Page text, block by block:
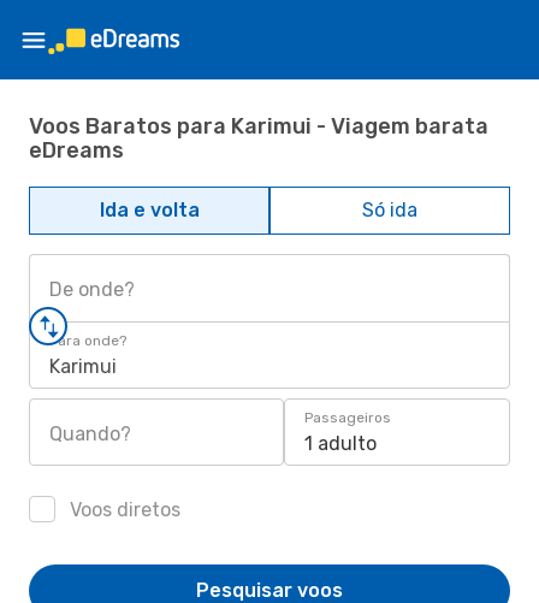
Voos Baratos para Karimui - Viagem barata
eDreams
Ida e volta Só ida
De onde?
Para onde?
Karimui
Quando?
Passageiros
1 adulto
Voos diretos
Pesquisar voos